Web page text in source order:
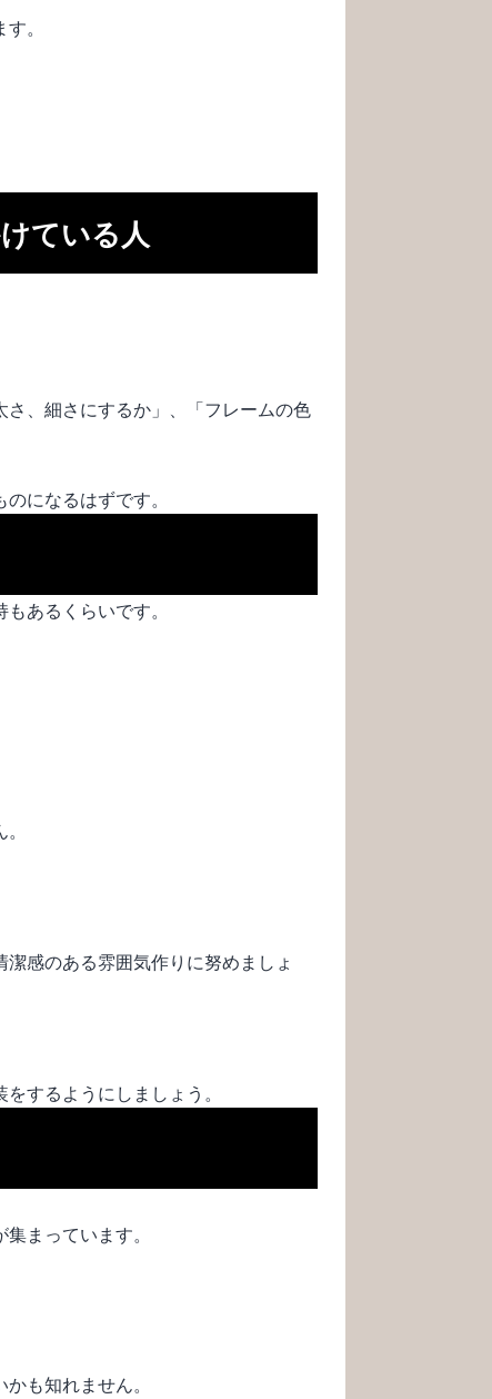
。
ている人
さ、細さにするか」、「フレームの色
になるはずです。
あるくらいです。
感のある雰囲気作りに努めましょ
するようにしましょう。
まっています。
も知れません。